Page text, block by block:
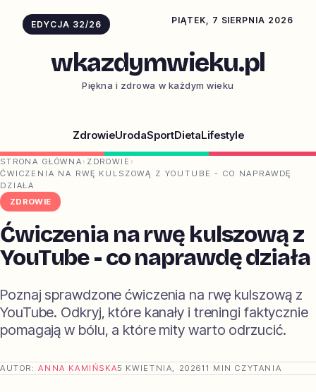
EDYCJA 32/26 PIĄTEK, 7 SIERPNIA 2026
wkazdymwieku.pl
Piękna i zdrowa w każdym wieku
ZdrowieUrodaSportDietaLifestyle
STRONA GŁÓWNA › ZDROWIE ›
ĆWICZENIA NA RWĘ KULSZOWĄ Z YOUTUBE - CO NAPRAWDĘ
DZIAŁA
ZDROWIE
Ćwiczenia na rwę kulszową z
YouTube - co naprawdę działa
Poznaj sprawdzone ćwiczenia na rwę kulszową z
YouTube. Odkryj, które kanały i treningi faktycznie
pomagają w bólu, a które mity warto odrzucić.
AUTOR:ANNA KAMIŃSKA5 KWIETNIA, 202611 MIN CZYTANIA